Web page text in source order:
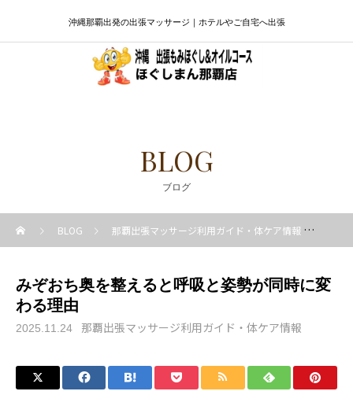
沖縄那覇出発の出張マッサージ｜ホテルやご自宅へ出張
BLOG
ブログ
BLOG 那覇出張マッサージ利用ガイド・体ケア情報
みぞおち奥を整えると呼吸と姿勢が同時に変
わる理由
2025.11.24 那覇出張マッサージ利用ガイド・体ケア情報